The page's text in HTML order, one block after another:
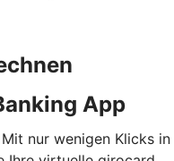
App
nur wenigen Klicks in